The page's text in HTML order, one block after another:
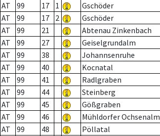
AT
99 17 1 Gschöder
AT
99 17 2 Gschöder
AT
99 21 Abtenau Zinkenbach
AT
99 27 Geiselgrundalm
AT
99 38 Johannsenruhe
AT
99 40 Kocnatal
AT
99 41 Radlgraben
AT
99 44 Steinberg
AT
99 45 Gößgraben
AT
99 46 Mühldorfer Ochsenalm
AT
99 48 Pöllatal